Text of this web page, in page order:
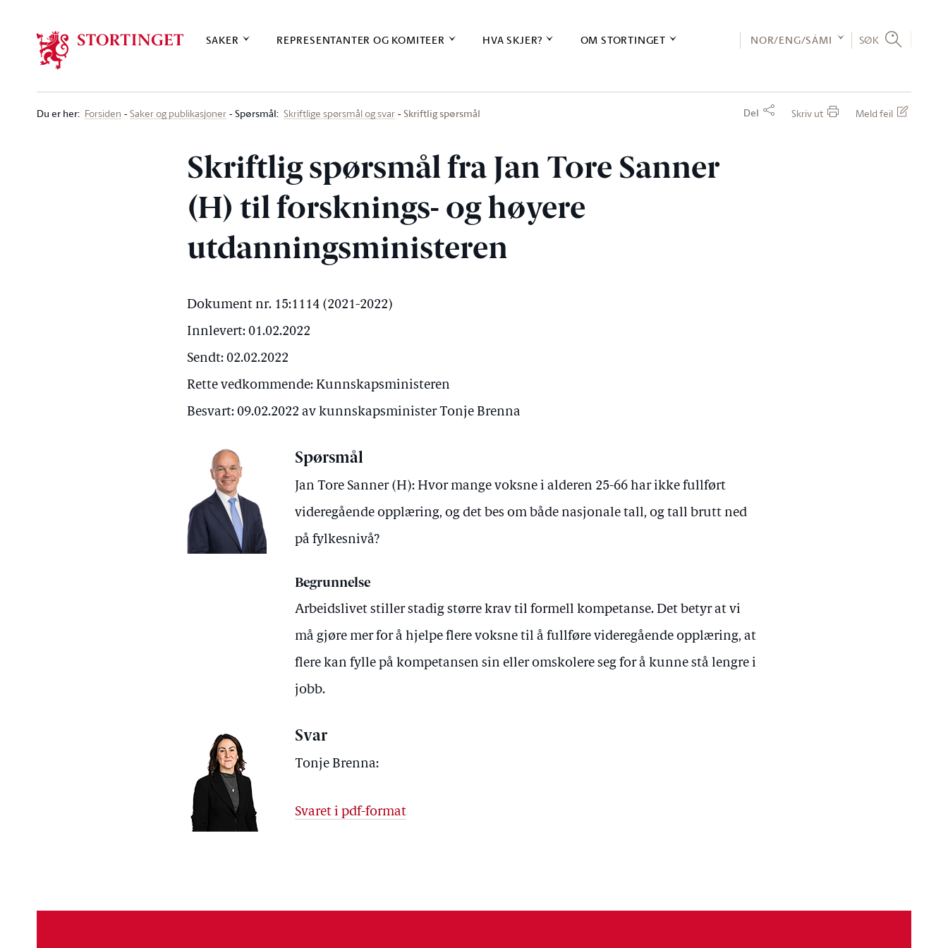
SAKER REPRESENTANTER OG KOMITEER HVA SKJER? OM STORTINGET NOR/ENG/SÁMI SØK
Du er her: Forsiden Saker og publikasjoner Spørsmål: Skriftlige spørsmål og svar Skriftlig spørsmål Del Skriv ut Meld feil
Skriftlig spørsmål fra Jan Tore Sanner
(H) til forsknings- og høyere
utdanningsministeren
Dokument nr. 15:1114 (2021-2022)
Innlevert: 01.02.2022
Sendt: 02.02.2022
Rette vedkommende: Kunnskapsministeren
Besvart: 09.02.2022 av kunnskapsminister Tonje Brenna
Spørsmål
Jan Tore Sanner (H): Hvor mange voksne i alderen 25-66 har ikke fullført
videregående opplæring, og det bes om både nasjonale tall, og tall brutt ned
på fylkesnivå?
Begrunnelse
Arbeidslivet stiller stadig større krav til formell kompetanse. Det betyr at vi
må gjøre mer for å hjelpe flere voksne til å fullføre videregående opplæring, at
flere kan fylle på kompetansen sin eller omskolere seg for å kunne stå lengre i
jobb.
Svar
Tonje Brenna:
Svaret i pdf-format